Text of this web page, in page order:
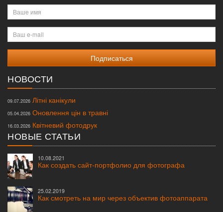
Ваше
имя
Ваш
e-
mail
НОВОСТИ
09.07.2026 Літні канікули
05.04.2026 Оновлення цін в травні
16.03.2026 Квітневий фотодрук
НОВЫЕ СТАТЬИ
10.08.2021
Как создать сайт-портфолио для фотографа
25.02.2019
Как смотреть на мир через объектив фотоаппарата